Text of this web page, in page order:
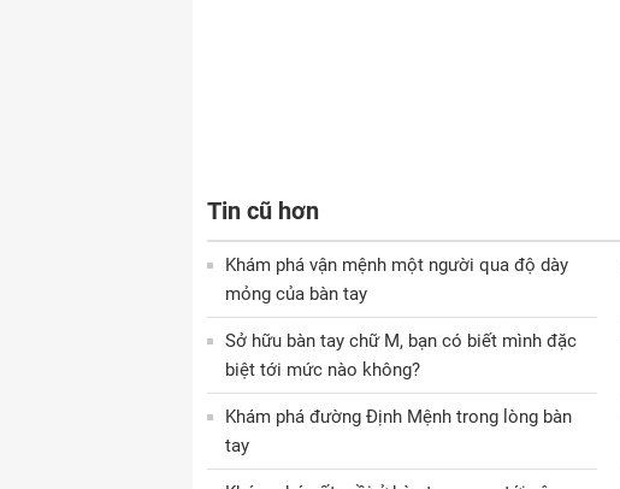
Tin cũ hơn
Khám phá vận mệnh một người qua độ dày
mỏng của bàn tay
Sở hữu bàn tay chữ M, bạn có biết mình đặc
biệt tới mức nào không?
Khám phá đường Định Mệnh trong lòng bàn
tay